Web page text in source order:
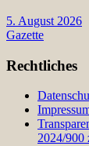
5. August 2026
Gazette
Rechtliches
2024/900